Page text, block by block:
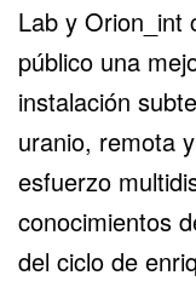
Lab y Orion_int
público una
instalación
uranio, remota
esfuerzo
conocimientos
del ciclo de